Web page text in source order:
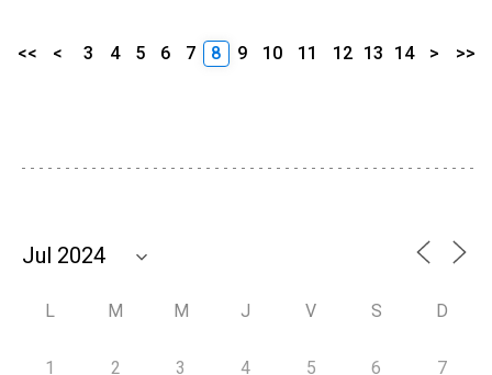
<< < 3 4 5 6 7 8 9 10 11 12 13 14 > >>
L M M J V S D
1 2 3 4 5 6 7